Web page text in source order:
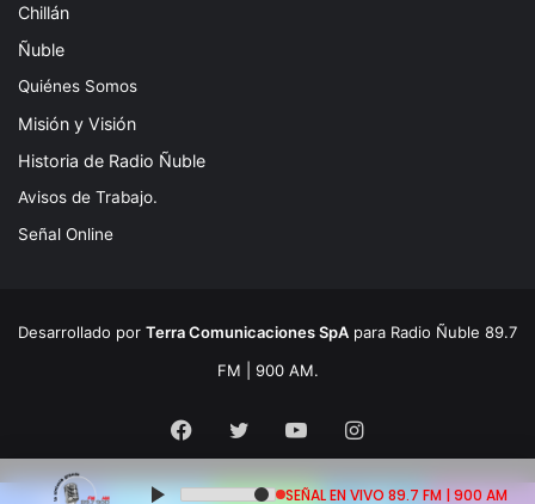
Chillán
Ñuble
Quiénes Somos
Misión y Visión
Historia de Radio Ñuble
Avisos de Trabajo.
Señal Online
Desarrollado por Terra Comunicaciones SpA para Radio Ñuble 89.7
FM | 900 AM.
Facebook
Twitter YouTubeInstagram
SEÑAL EN VIVO 89.7 FM | 900 AM